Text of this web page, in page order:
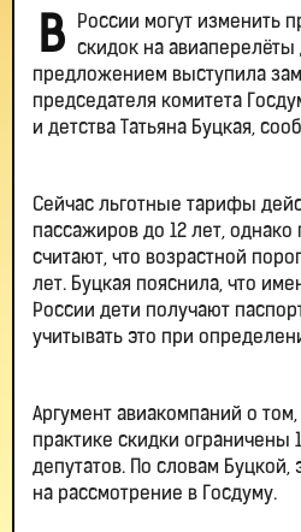
В России могут изменить правила предоставления
скидок на авиаперелёты
предложением выступила
председателя комитета
и детства Татьяна Буцкая,
Сейчас льготные тарифы
пассажиров до 12 лет, однако
считают, что возрастной
лет. Буцкая пояснила, что
России дети получают
учитывать это при
Аргумент авиакомпаний о
практике скидки ограничены
депутатов. По словам Буцкой,
на рассмотрение в Госдуму.